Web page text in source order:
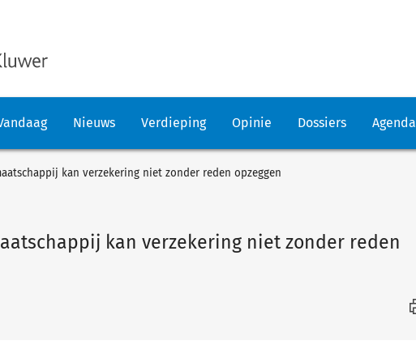
Nieuws Verdieping Opinie Dossiers Agenda
kan verzekering niet zonder reden opzeggen
kan verzekering niet zonder reden